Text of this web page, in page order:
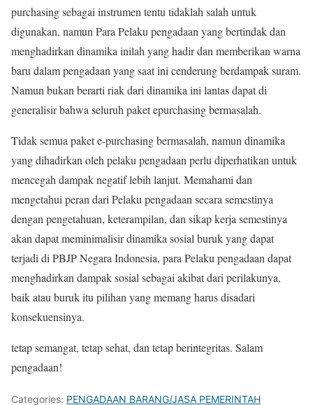
purchasing sebagai instrumen tentu tidaklah salah untuk
digunakan, namun Para Pelaku pengadaan yang bertindak dan
menghadirkan dinamika inilah yang hadir dan memberikan warna
baru dalam pengadaan yang saat ini cenderung berdampak suram.
Namun bukan berarti riak dari dinamika ini lantas dapat di
generalisir bahwa seluruh paket epurchasing bermasalah.
Tidak semua paket e-purchasing bermasalah, namun dinamika
yang dihadirkan oleh pelaku pengadaan perlu diperhatikan untuk
mencegah dampak negatif lebih lanjut. Memahami dan
mengetahui peran dari Pelaku pengadaan secara semestinya
dengan pengetahuan, keterampilan, dan sikap kerja semestinya
akan dapat meminimalisir dinamika sosial buruk yang dapat
terjadi di PBJP Negara Indonesia, para Pelaku pengadaan dapat
menghadirkan dampak sosial sebagai akibat dari perilakunya,
baik atau buruk itu pilihan yang memang harus disadari
konsekuensinya.
tetap semangat, tetap sehat, dan tetap berintegritas. Salam
pengadaan!
Categories: PENGADAAN BARANG/JASA PEMERINTAH